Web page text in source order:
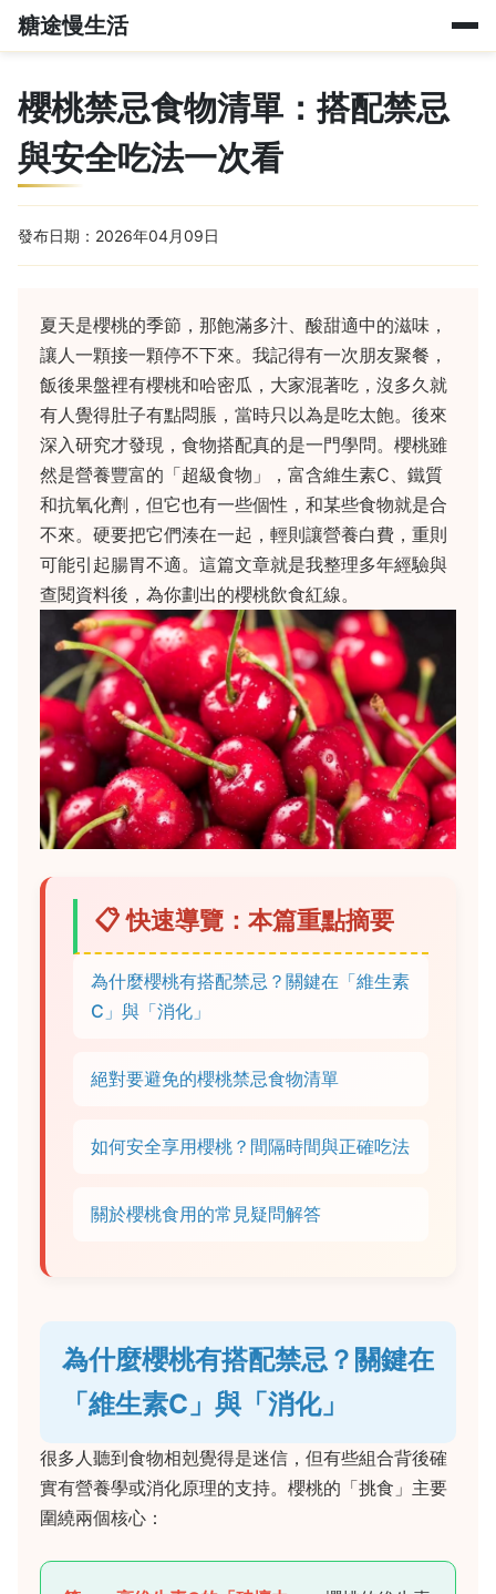
糖途慢生活
櫻桃禁忌食物清單：搭配禁忌
與安全吃法一次看
發布日期：2026年04月09日
夏天是櫻桃的季節，那飽滿多汁、酸甜適中的滋味，
讓人一顆接一顆停不下來。我記得有一次朋友聚餐，
飯後果盤裡有櫻桃和哈密瓜，大家混著吃，沒多久就
有人覺得肚子有點悶脹，當時只以為是吃太飽。後來
深入研究才發現，食物搭配真的是一門學問。櫻桃雖
然是營養豐富的「超級食物」，富含維生素C、鐵質
和抗氧化劑，但它也有一些個性，和某些食物就是合
不來。硬要把它們湊在一起，輕則讓營養白費，重則
可能引起腸胃不適。這篇文章就是我整理多年經驗與
查閱資料後，為你劃出的櫻桃飲食紅線。
📋 快速導覽：本篇重點摘要
為什麼櫻桃有搭配禁忌？關鍵在「維生素
C」與「消化」
絕對要避免的櫻桃禁忌食物清單
如何安全享用櫻桃？間隔時間與正確吃法
關於櫻桃食用的常見疑問解答
為什麼櫻桃有搭配禁忌？關鍵在
「維生素C」與「消化」
很多人聽到食物相剋覺得是迷信，但有些組合背後確
實有營養學或消化原理的支持。櫻桃的「挑食」主要
圍繞兩個核心：